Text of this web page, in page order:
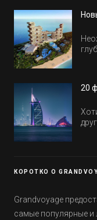
20
КОРОТКО О
Grandvoyage
самые популярные и